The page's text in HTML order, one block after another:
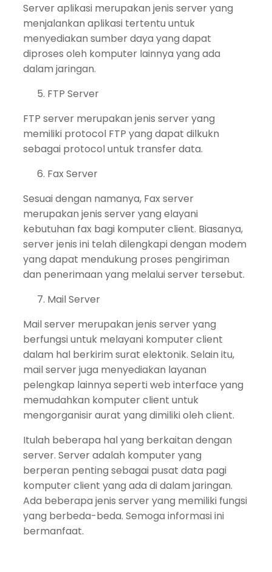
Server aplikasi merupakan jenis server yang
menjalankan aplikasi tertentu untuk
menyediakan sumber daya yang dapat
diproses oleh komputer lainnya yang ada
dalam jaringan.
FTP Server
FTP server merupakan jenis server yang
memiliki protocol FTP yang dapat dilkukn
sebagai protocol untuk transfer data.
Fax Server
Sesuai dengan namanya, Fax server
merupakan jenis server yang elayani
kebutuhan fax bagi komputer client. Biasanya,
server jenis ini telah dilengkapi dengan modem
yang dapat mendukung proses pengiriman
dan penerimaan yang melalui server tersebut.
Mail Server
Mail server merupakan jenis server yang
berfungsi untuk melayani komputer client
dalam hal berkirim surat elektonik. Selain itu,
mail server juga menyediakan layanan
pelengkap lainnya seperti web interface yang
memudahkan komputer client untuk
mengorganisir aurat yang dimiliki oleh client.
Itulah beberapa hal yang berkaitan dengan
server. Server adalah komputer yang
berperan penting sebagai pusat data pagi
komputer client yang ada di dalam jaringan.
Ada beberapa jenis server yang memiliki fungsi
yang berbeda-beda. Semoga informasi ini
bermanfaat.